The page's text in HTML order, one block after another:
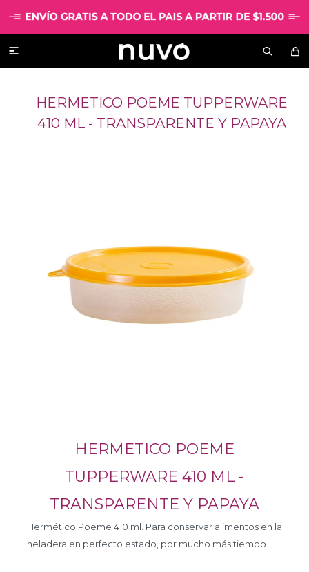

HERMETICO POEME TUPPERWARE
410 ML - TRANSPARENTE Y PAPAYA
HERMETICO POEME
TUPPERWARE 410 ML -
TRANSPARENTE Y PAPAYA
Hermético Poeme 410 ml. Para conservar alimentos en la
heladera en perfecto estado, por mucho más tiempo.